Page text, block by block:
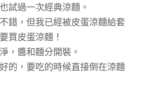
試過一次經典涼麵。
錯，但我已經被皮蛋涼麵給套
買皮蛋涼麵！
，醬和麵分開裝。
的，要吃的時候直接倒在涼麵